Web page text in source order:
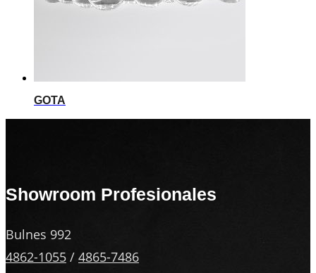
GOTA
Showroom Profesionales
Bulnes 992
4862-1055 / 4865-7486